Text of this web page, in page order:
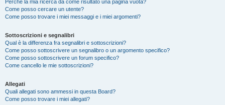
Perché la mia ricerca dà come risultato una pagina vuota?
Come posso cercare un utente?
Come posso trovare i miei messaggi e i miei argomenti?
Sottoscrizioni e segnalibri
Qual è la differenza fra segnalibri e sottoscrizioni?
Come posso sottoscrivere un segnalibro o un argomento specifico?
Come posso sottoscrivere un forum specifico?
Come cancello le mie sottoscrizioni?
Allegati
Quali allegati sono ammessi in questa Board?
Come posso trovare i miei allegati?